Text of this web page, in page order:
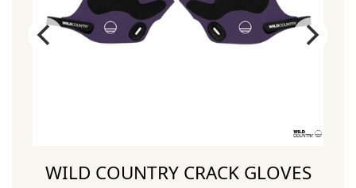
WILD COUNTRY CRACK GLOVES